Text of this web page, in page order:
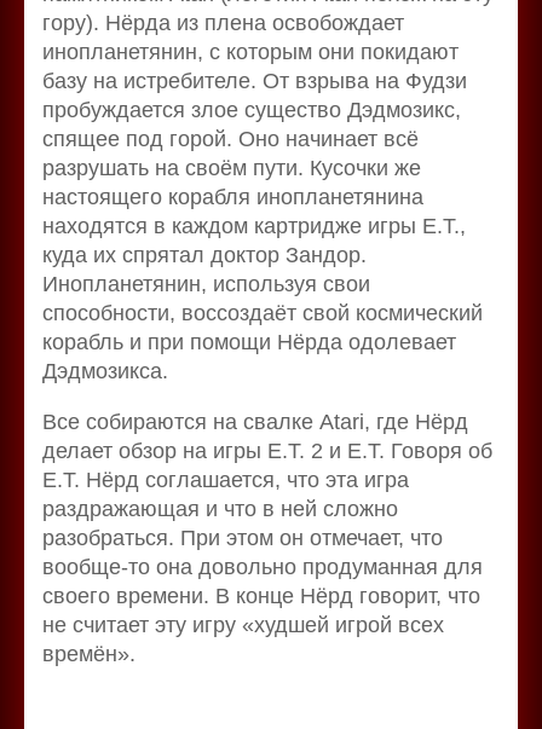
гору). Нёрда из плена освобождает
инопланетянин, с которым они покидают
базу на истребителе. От взрыва на Фудзи
пробуждается злое существо Дэдмозикс,
спящее под горой. Оно начинает всё
разрушать на своём пути. Кусочки же
настоящего корабля инопланетянина
находятся в каждом картридже игры E.T.,
куда их спрятал доктор Зандор.
Инопланетянин, используя свои
способности, воссоздаёт свой космический
корабль и при помощи Нёрда одолевает
Дэдмозикса.
Все собираются на свалке Atari, где Нёрд
делает обзор на игры E.T. 2 и E.T. Говоря об
E.T. Нёрд соглашается, что эта игра
раздражающая и что в ней сложно
разобраться. При этом он отмечает, что
вообще-то она довольно продуманная для
своего времени. В конце Нёрд говорит, что
не считает эту игру «худшей игрой всех
времён».